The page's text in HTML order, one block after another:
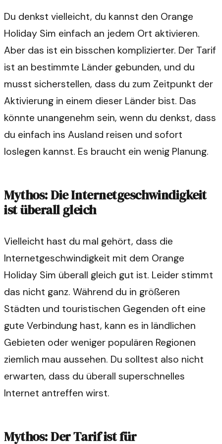
Du denkst vielleicht, du kannst den Orange
Holiday Sim einfach an jedem Ort aktivieren.
Aber das ist ein bisschen komplizierter. Der Tarif
ist an bestimmte Länder gebunden, und du
musst sicherstellen, dass du zum Zeitpunkt der
Aktivierung in einem dieser Länder bist. Das
könnte unangenehm sein, wenn du denkst, dass
du einfach ins Ausland reisen und sofort
loslegen kannst. Es braucht ein wenig Planung.
Mythos: Die Internetgeschwindigkeit
ist überall gleich
Vielleicht hast du mal gehört, dass die
Internetgeschwindigkeit mit dem Orange
Holiday Sim überall gleich gut ist. Leider stimmt
das nicht ganz. Während du in größeren
Städten und touristischen Gegenden oft eine
gute Verbindung hast, kann es in ländlichen
Gebieten oder weniger populären Regionen
ziemlich mau aussehen. Du solltest also nicht
erwarten, dass du überall superschnelles
Internet antreffen wirst.
Mythos: Der Tarif ist für